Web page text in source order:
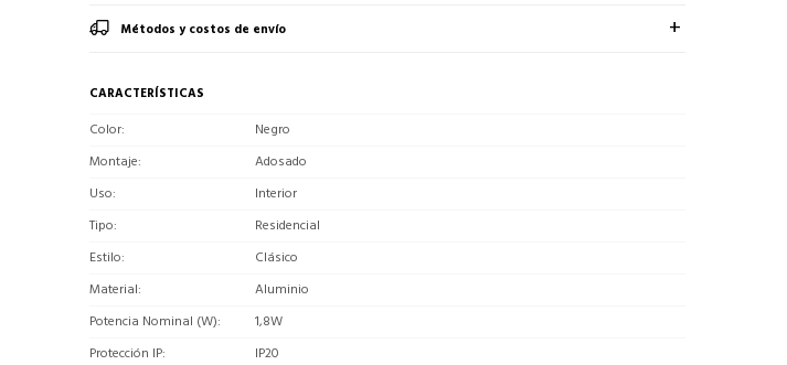
Métodos y costos de envío
CARACTERÍSTICAS
Color
Negro
Montaje
Adosado
Uso
Interior
Tipo
Residencial
Estilo
Clásico
Material
Aluminio
Potencia Nominal (W)
1,8W
Protección IP
IP20